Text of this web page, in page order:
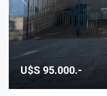
U$S 95.000.-